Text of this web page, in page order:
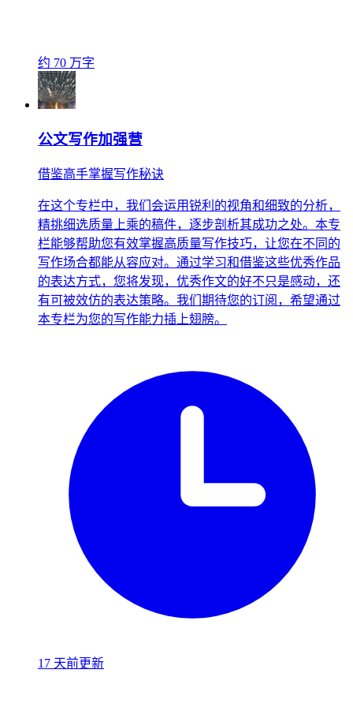
约 70 万字
公文写作加强营
借鉴高手掌握写作秘诀
在这个专栏中，我们会运用锐利的视角和细致的分析，
精挑细选质量上乘的稿件，逐步剖析其成功之处。本专
栏能够帮助您有效掌握高质量写作技巧，让您在不同的
写作场合都能从容应对。通过学习和借鉴这些优秀作品
的表达方式，您将发现，优秀作文的好不只是感动，还
有可被效仿的表达策略。我们期待您的订阅，希望通过
本专栏为您的写作能力插上翅膀。
17 天前更新